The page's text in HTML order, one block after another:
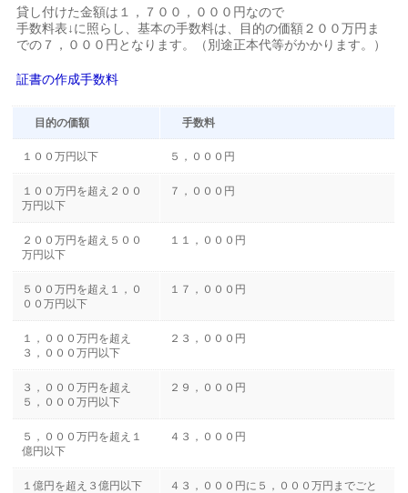
貸し付けた金額は１，７００，０００円なので
手数料表↓に照らし、基本の手数料は、目的の価額２００万円ま
での７，０００円となります。（別途正本代等がかかります。）
証書の作成手数料
目的の価額 手数料
１００万円以下 ５，０００円
１００万円を超え２００
万円以下
７，０００円
２００万円を超え５００
万円以下
１１，０００円
５００万円を超え１，０
００万円以下
１７，０００円
１，０００万円を超え
３，０００万円以下
２３，０００円
３，０００万円を超え
５，０００万円以下
２９，０００円
５，０００万円を超え１
億円以下
４３，０００円
１億円を超え３億円以下
４３，０００円に５，０００万円までごと